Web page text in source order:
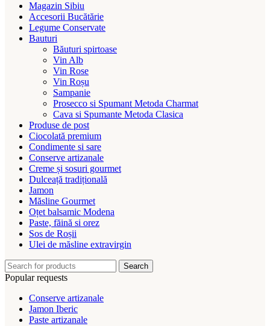
Magazin Sibiu
Accesorii Bucătărie
Legume Conservate
Bauturi
Băuturi spirtoase
Vin Alb
Vin Rose
Vin Roșu
Sampanie
Prosecco si Spumant Metoda Charmat
Cava si Spumante Metoda Clasica
Produse de post
Ciocolată premium
Condimente si sare
Conserve artizanale
Creme și sosuri gourmet
Dulceață tradițională
Jamon
Măsline Gourmet
Oțet balsamic Modena
Paste, făină si orez
Sos de Roșii
Ulei de măsline extravirgin
Search
Popular requests
Conserve artizanale
Jamon Iberic
Paste artizanale